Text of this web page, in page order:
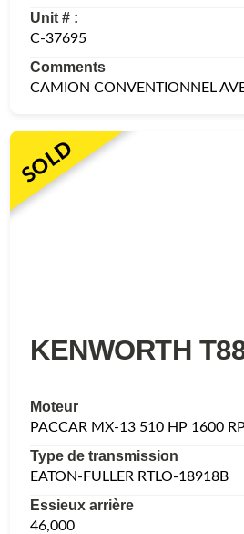
Unit # :
C-37695
Comments
CAMION CONVENTIONNEL
SOLD
KENWORTH
Moteur
PACCAR MX-13 510 HP 1600
Type de transmission
EATON-FULLER RTLO-18918B
Essieux arrière
46,000